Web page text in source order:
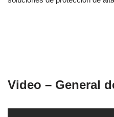
Video – General